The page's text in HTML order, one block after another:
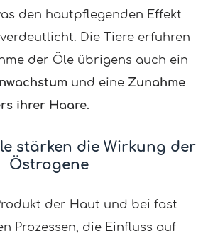
den hautpflegenden Effekt
Die Tiere erfuhren
der Öle übrigens auch ein
und eine Zunahme
ihrer Haare.
stärken die Wirkung der
Östrogene
der Haut und bei fast
Prozessen, die Einfluss auf